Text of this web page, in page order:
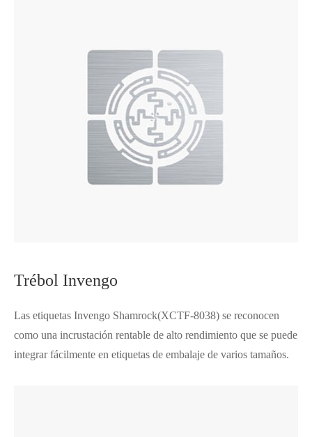
Trébol Invengo
Las etiquetas Invengo Shamrock(XCTF-8038) se reconocen
como una incrustación rentable de alto rendimiento que se puede
integrar fácilmente en etiquetas de embalaje de varios tamaños.